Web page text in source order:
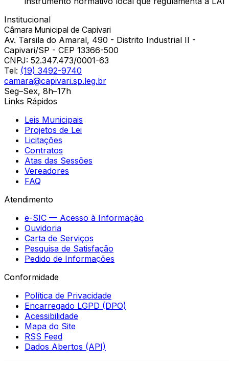
Institucional
Câmara Municipal de Capivari
Av. Tarsila do Amaral, 490 - Distrito Industrial II -
Capivari/SP - CEP 13366-500
CNPJ: 52.347.473/0001-63
Tel: (19) 3492-9740
camara@capivari.sp.leg.br
Seg–Sex, 8h–17h
Links Rápidos
Leis Municipais
Projetos de Lei
Licitações
Contratos
Atas das Sessões
Vereadores
FAQ
Atendimento
e-SIC — Acesso à Informação
Ouvidoria
Carta de Serviços
Pesquisa de Satisfação
Pedido de Informações
Conformidade
Política de Privacidade
Encarregado LGPD (DPO)
Acessibilidade
Mapa do Site
RSS Feed
Dados Abertos (API)